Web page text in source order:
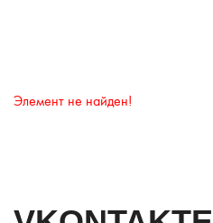
Элемент не найден!